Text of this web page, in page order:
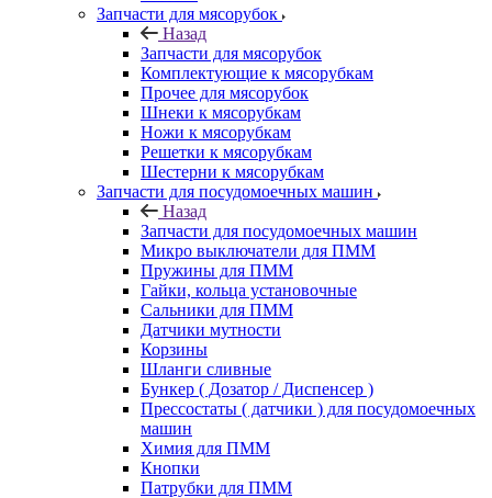
Запчасти для мясорубок
Назад
Запчасти для мясорубок
Комплектующие к мясорубкам
Прочее для мясорубок
Шнеки к мясорубкам
Ножи к мясорубкам
Решетки к мясорубкам
Шестерни к мясорубкам
Запчасти для посудомоечных машин
Назад
Запчасти для посудомоечных машин
Микро выключатели для ПММ
Пружины для ПММ
Гайки, кольца установочные
Сальники для ПММ
Датчики мутности
Корзины
Шланги сливные
Бункер ( Дозатор / Диспенсер )
Прессостаты ( датчики ) для посудомоечных
машин
Химия для ПММ
Кнопки
Патрубки для ПММ